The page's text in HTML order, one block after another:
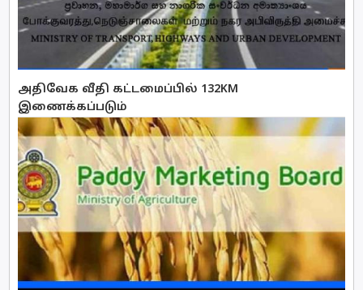
அதிவேக வீதி கட்டமைப்பில் 132KM
இணைக்கப்படும்